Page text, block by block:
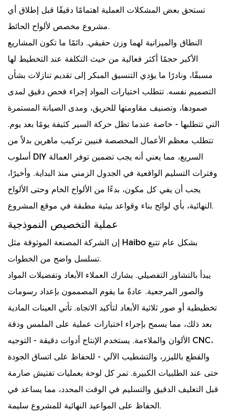
تستحق بعض المشكلات العملية اهتمامًا دقيقًا قبل إطلاق أي
مشروع مخصص لألواح الحائط.
النطاق والميزانية لهما وزن حقيقي. دائمًا ما تكون المشاريع
الأكبر حجمًا أكثر فعالية من حيث التكلفة عند التخطيط لها
مسبقًا، ونادرًا ما يؤدي التنسيق المبكر إلى تقديم تنازلات بشأن
التصميم نفسه. تتطلب اختيارات المواد إجراء فحص دقيق لمدى
صمودها، وتصنيف مقاومتها للحريق، ومدى الصيانة المستمرة
التي تتطلبها - خاصة عندما تظل حركة السير كثيفة يومًا بعد يوم.
تتطلب معظم الأعمال المخصصة فنيين تركيب ماهرين بدلاً من
أسلوب DIY السريع، مما يعني أنه يجب تضمين توفر العمالة
وفترات التسليم الواقعية في الجدول الزمني منذ البداية. وأخيرًا،
يجب أن يفي كل مكون، بدءًا من الألواح الخام وحتى الألواح
النهائية، بأي لوائح بناء وقواعد بيئية مطبقة في موقع المشروع.
عملية التخصيص النموذجية
إن الشركة المصنعة الموثوقة مثل Haibo بشكل عام تتبع
تسلسل واضح من الخطوات.
يبدأ بالتشاور التفصيلي. يشارك العملاء الأبعاد وتفضيلات المواد
والصور المرجعية. عادةً ما يقوم المصممون بإعداد رسومات
تخطيطية أو صور ثلاثية الأبعاد لتأكيد الاتجاه. تأتي العينات المادية
بعد ذلك، مما يسمح بإجراء اختبارات عملية على الملمس ودقة
الألوان والملاءمة. يستخدم الإنتاج أدوات دقيقة - التوجيه CNC،
والقطع بالليزر، والتشطيب الآلي - للحفاظ على اتساق الجودة
حتى عند الطلبيات الكبيرة. تمر كل لوحة بعمليات تفتيش صارمة
قبل التغليف الدقيق والتسليم في الوقت المحدد، مما يساعد في
الحفاظ على المواعيد النهائية للمشروع سليمة.